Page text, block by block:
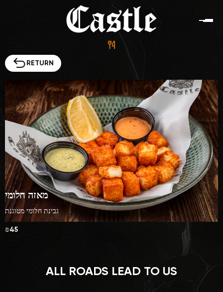
Menu
Contacts
Ha-Atsma'ut St 85, Ashdod
RETURN
מאזה חלומי
גבינת חלומי מטוגנת
₪45
ALL ROADS LEAD TO US